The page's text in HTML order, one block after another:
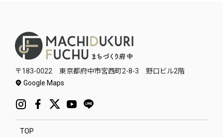
〒183-0022 東京都府中市宮西町2-8-3 野口ビル2階
Google Maps
TOP